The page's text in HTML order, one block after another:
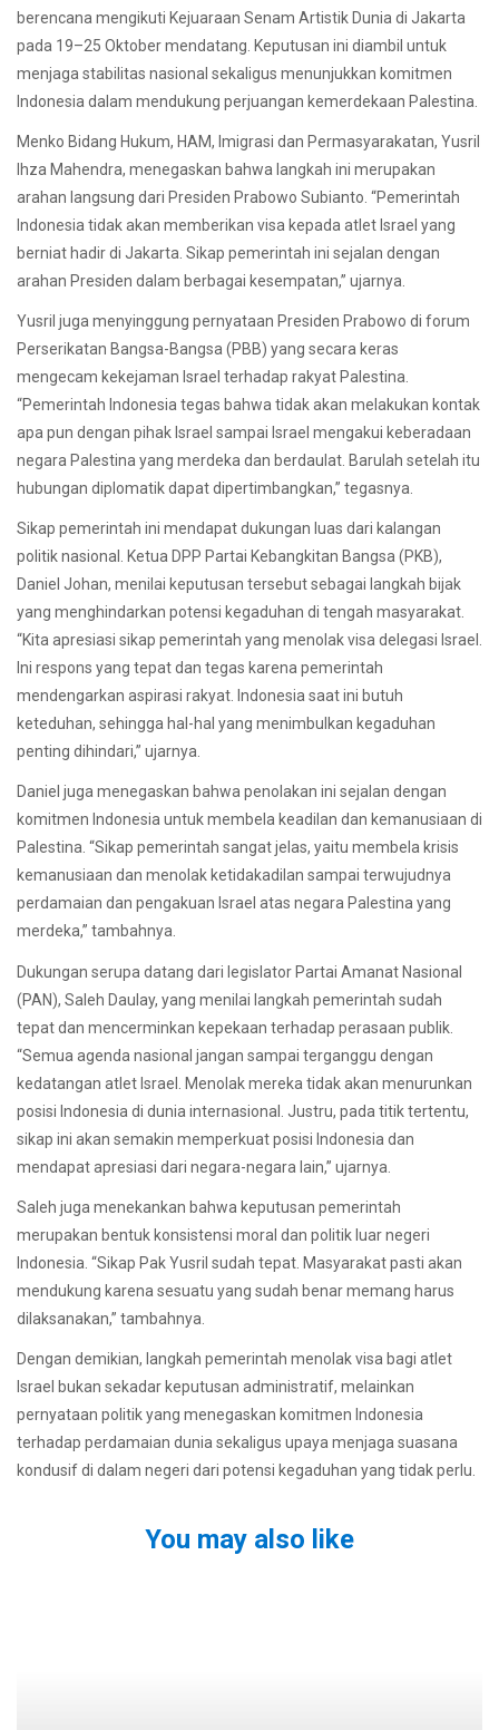
berencana mengikuti Kejuaraan Senam Artistik Dunia di Jakarta
pada 19–25 Oktober mendatang. Keputusan ini diambil untuk
menjaga stabilitas nasional sekaligus menunjukkan komitmen
Indonesia dalam mendukung perjuangan kemerdekaan Palestina.
Menko Bidang Hukum, HAM, Imigrasi dan Permasyarakatan, Yusril
Ihza Mahendra, menegaskan bahwa langkah ini merupakan
arahan langsung dari Presiden Prabowo Subianto. “Pemerintah
Indonesia tidak akan memberikan visa kepada atlet Israel yang
berniat hadir di Jakarta. Sikap pemerintah ini sejalan dengan
arahan Presiden dalam berbagai kesempatan,” ujarnya.
Yusril juga menyinggung pernyataan Presiden Prabowo di forum
Perserikatan Bangsa-Bangsa (PBB) yang secara keras
mengecam kekejaman Israel terhadap rakyat Palestina.
“Pemerintah Indonesia tegas bahwa tidak akan melakukan kontak
apa pun dengan pihak Israel sampai Israel mengakui keberadaan
negara Palestina yang merdeka dan berdaulat. Barulah setelah itu
hubungan diplomatik dapat dipertimbangkan,” tegasnya.
Sikap pemerintah ini mendapat dukungan luas dari kalangan
politik nasional. Ketua DPP Partai Kebangkitan Bangsa (PKB),
Daniel Johan, menilai keputusan tersebut sebagai langkah bijak
yang menghindarkan potensi kegaduhan di tengah masyarakat.
“Kita apresiasi sikap pemerintah yang menolak visa delegasi Israel.
Ini respons yang tepat dan tegas karena pemerintah
mendengarkan aspirasi rakyat. Indonesia saat ini butuh
keteduhan, sehingga hal-hal yang menimbulkan kegaduhan
penting dihindari,” ujarnya.
Daniel juga menegaskan bahwa penolakan ini sejalan dengan
komitmen Indonesia untuk membela keadilan dan kemanusiaan di
Palestina. “Sikap pemerintah sangat jelas, yaitu membela krisis
kemanusiaan dan menolak ketidakadilan sampai terwujudnya
perdamaian dan pengakuan Israel atas negara Palestina yang
merdeka,” tambahnya.
Dukungan serupa datang dari legislator Partai Amanat Nasional
(PAN), Saleh Daulay, yang menilai langkah pemerintah sudah
tepat dan mencerminkan kepekaan terhadap perasaan publik.
“Semua agenda nasional jangan sampai terganggu dengan
kedatangan atlet Israel. Menolak mereka tidak akan menurunkan
posisi Indonesia di dunia internasional. Justru, pada titik tertentu,
sikap ini akan semakin memperkuat posisi Indonesia dan
mendapat apresiasi dari negara-negara lain,” ujarnya.
Saleh juga menekankan bahwa keputusan pemerintah
merupakan bentuk konsistensi moral dan politik luar negeri
Indonesia. “Sikap Pak Yusril sudah tepat. Masyarakat pasti akan
mendukung karena sesuatu yang sudah benar memang harus
dilaksanakan,” tambahnya.
Dengan demikian, langkah pemerintah menolak visa bagi atlet
Israel bukan sekadar keputusan administratif, melainkan
pernyataan politik yang menegaskan komitmen Indonesia
terhadap perdamaian dunia sekaligus upaya menjaga suasana
kondusif di dalam negeri dari potensi kegaduhan yang tidak perlu.
You may also like